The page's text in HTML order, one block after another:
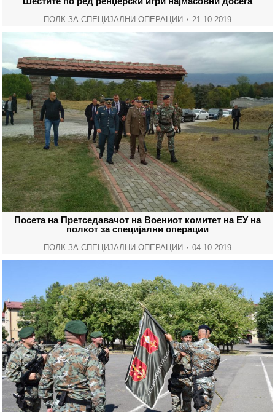
ПОЛК ЗА СПЕЦИЈАЛНИ ОПЕРАЦИИ 21.10.2019
Посета на Претседавачот на Воениот комитет на ЕУ на
полкот за специјални операции
ПОЛК ЗА СПЕЦИЈАЛНИ ОПЕРАЦИИ 04.10.2019